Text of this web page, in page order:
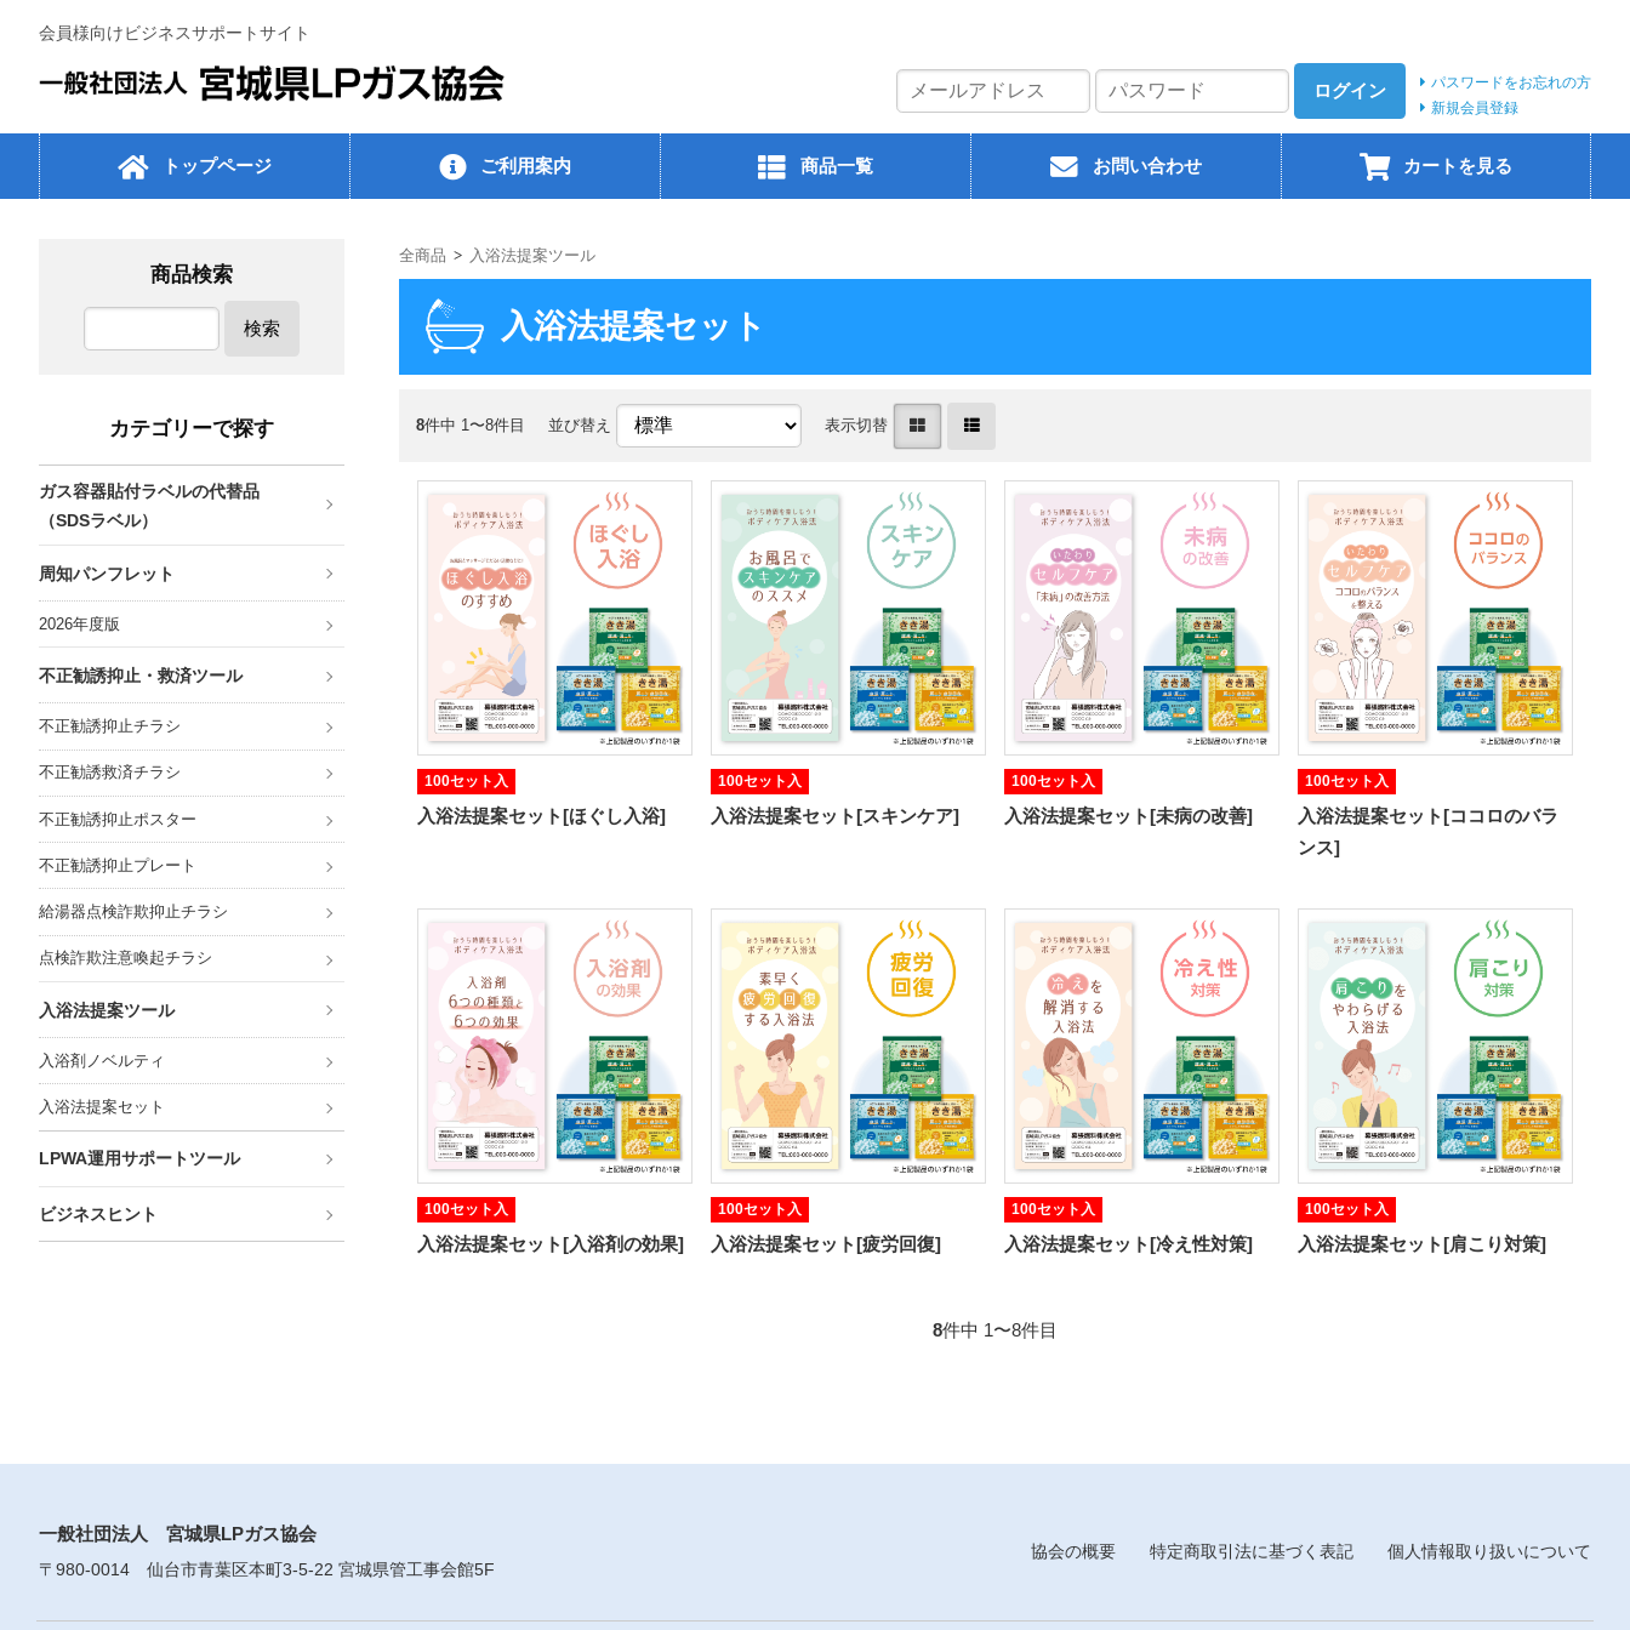
会員様向けビジネスサポートサイト
ログイン
パスワードをお忘れの方
新規会員登録
トップページ ご利用案内 商品一覧 お問い合わせ カートを見る
全商品 入浴法提案ツール
入浴法提案セット
8件中 1〜8件目 並び替え 表示切替
100セット入
入浴法提案セット[ほぐし入浴]
100セット入
入浴法提案セット[スキンケア]
100セット入
入浴法提案セット[未病の改善]
100セット入
入浴法提案セット[ココロのバラ
ンス]
100セット入
入浴法提案セット[入浴剤の効果]
100セット入
入浴法提案セット[疲労回復]
100セット入
入浴法提案セット[冷え性対策]
100セット入
入浴法提案セット[肩こり対策]
8件中 1〜8件目
商品検索
検索
カテゴリーで探す
ガス容器貼付ラベルの代替品
（SDSラベル）
周知パンフレット
2026年度版
不正勧誘抑止・救済ツール
不正勧誘抑止チラシ
不正勧誘救済チラシ
不正勧誘抑止ポスター
不正勧誘抑止プレート
給湯器点検詐欺抑止チラシ
点検詐欺注意喚起チラシ
入浴法提案ツール
入浴剤ノベルティ
入浴法提案セット
LPWA運用サポートツール
ビジネスヒント
一般社団法人 宮城県LPガス協会
〒980-0014 仙台市青葉区本町3-5-22 宮城県管工事会館5F
協会の概要 特定商取引法に基づく表記 個人情報取り扱いについて